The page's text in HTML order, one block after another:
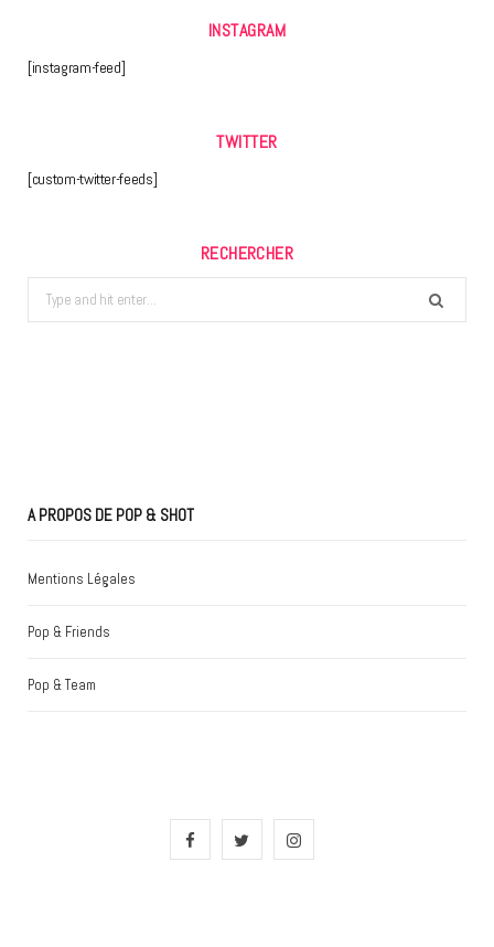
INSTAGRAM
[instagram-feed]
TWITTER
[custom-twitter-feeds]
RECHERCHER
Search
for:
A PROPOS DE POP & SHOT
Mentions Légales
Pop & Friends
Pop & Team
F
I